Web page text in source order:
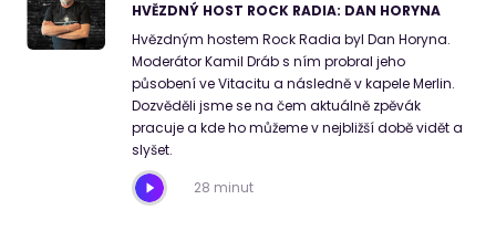
HVĚZDNÝ HOST ROCK RADIA: DAN HORYNA
Hvězdným hostem Rock Radia byl Dan Horyna.
Moderátor Kamil Dráb s ním probral jeho
působení ve Vitacitu a následně v kapele Merlin.
Dozvěděli jsme se na čem aktuálně zpěvák
pracuje a kde ho můžeme v nejbližší době vidět a
slyšet.
28 minut